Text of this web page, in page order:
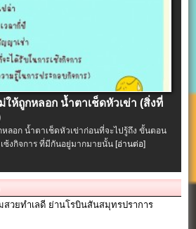
ให้ถูกหลอก น้ำตาเช็ดหัวเข่า (สิ่งที่
หลอก น้ำตาเช็ดหัวเข่าก่อนที่จะไปรู้ถึง ขั้นตอน
เซ้งกิจการ ที่มีกันอยู่มากมายนั้น[อ่านต่อ]
มสวยทำเลดี ย่านโรบินสันสมุทรปราการ